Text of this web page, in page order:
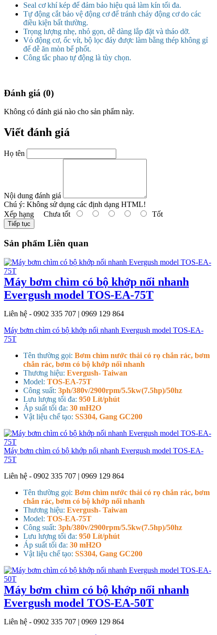
Seal cơ khí kép để đảm bảo hiệu quả làm kín tối đa.
Tự động cắt bảo vệ động cơ để tránh cháy động cơ do các
điều kiện bất thường.
Trọng lượng nhẹ, nhỏ gọn, dễ dàng lắp đặt và tháo dỡ.
Vỏ động cơ, ốc vít, bộ lọc đáy được làm bằng thép không gỉ
để dễ ăn mòn bể phốt.
Công tắc phao tự động là tùy chọn.
Đánh giá (0)
Không có đánh giá nào cho sản phẩm này.
Viết đánh giá
Họ tên
Nội dung đánh giá
Chú ý: Không sử dụng các định dạng HTML!
Xếp hạng Chưa tốt Tốt
Tiếp tục
Sản phẩm Liên quan
Máy bơm chìm có bộ khớp nối nhanh
Evergush model TOS-EA-75T
Liên hệ - 0902 335 707 | 0969 129 864
Máy bơm chìm có bộ khớp nối nhanh Evergush model TOS-EA-
75T
Tên thường gọi: Bơm chìm nước thải có rọ chắn rác, bơm
chắn rác, bơm có bộ khớp nối nhanh
Thương hiệu: Evergush- Taiwan
Model: TOS-EA-75T
Công suất: 3ph/380v/2900rpm/5.5kw(7.5hp)/50hz
Lưu lượng tối đa: 950 Lít/phút
Áp suất tối đa: 30 mH2O
Vật liệu chế tạo: SS304, Gang GC200
Máy bơm chìm có bộ khớp nối nhanh Evergush model TOS-EA-
75T
Liên hệ - 0902 335 707 | 0969 129 864
Tên thường gọi: Bơm chìm nước thải có rọ chắn rác, bơm
chắn rác, bơm có bộ khớp nối nhanh
Thương hiệu: Evergush- Taiwan
Model: TOS-EA-75T
Công suất: 3ph/380v/2900rpm/5.5kw(7.5hp)/50hz
Lưu lượng tối đa: 950 Lít/phút
Áp suất tối đa: 30 mH2O
Vật liệu chế tạo: SS304, Gang GC200
Máy bơm chìm có bộ khớp nối nhanh
Evergush model TOS-EA-50T
Liên hệ - 0902 335 707 | 0969 129 864